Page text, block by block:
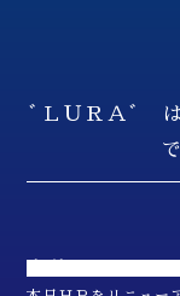
ﾞＬＵＲＡﾞ